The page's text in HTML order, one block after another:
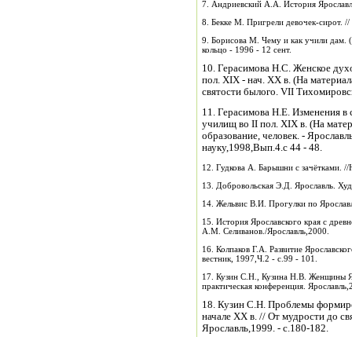
7. Андриевский А.А. История
8. Бекке М. Пригрели девочек-сирот.
9. Борисова М. Чему и как учили дам.
кольцо - 1996 - 12 сент.
10. Герасимова Н.С. Женское
пол. ХIХ - нач. ХХ в. (На
святости былого. VII
11. Герасимова Н.Е. Изменения
училищ во II пол. XIX в. (На
образование, человек. -
науку,1998,Вып.4.с 44 - 48.
12. Гудкова А. Барышни с зачётками.
13. Добровольская Э.Д. Ярославль.
14. Жельвис В.И. Прогулки по
15. История Ярославского края с
А.М. Селиванов./Ярославль,2000.
16. Колпаков Г.А. Развитие
вестник, 1997,Ч.2 - с.99 - 101.
17. Кузин С.Н., Кузина Н.В. Женщины
практическая конференция.
18. Кузин С.Н. Проблемы
начале ХХ в. // От мудрости до
Ярославль,1999. - с.180-182.